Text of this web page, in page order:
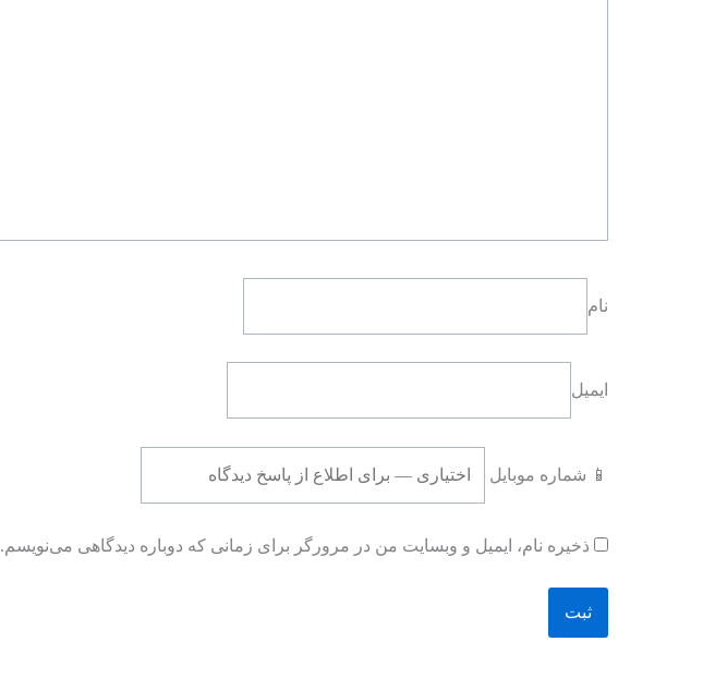
نام
ایمیل
📱 شماره موبایل
ذخیره نام، ایمیل و وبسایت من در مرورگر برای زمانی که دوباره دیدگاهی می‌نویسم.